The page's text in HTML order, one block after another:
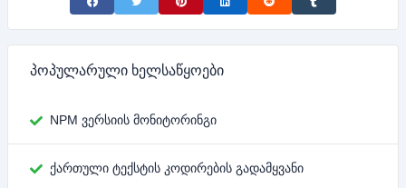
Share on Facebook
Share on TwitterShare on Pinterest
Share on LinkedIn
Share on RedditShare on Tumblr
პოპულარული ხელსაწყოები
NPM ვერსიის მონიტორინგი
ქართული ტექსტის კოდირების გადამყვანი